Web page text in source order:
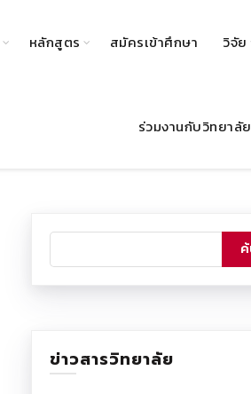
หลักสูตร สมัครเข้าศึกษา วิจัย
ร่วมงานกับวิทยาลัย
ข่าวสารวิทยาลัย